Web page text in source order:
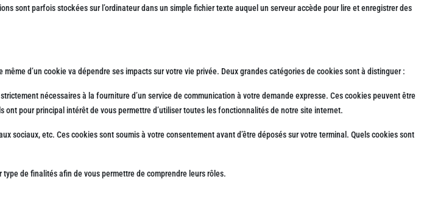
sont parfois stockées sur l’ordinateur dans un simple fichier texte auquel un serveur accède pour lire et enregistrer des
d’un cookie va dépendre ses impacts sur votre vie privée. Deux grandes catégories de cookies sont à distinguer :
nécessaires à la fourniture d’un service de communication à votre demande expresse. Ces cookies peuvent être
pour principal intérêt de vous permettre d’utiliser toutes les fonctionnalités de notre site internet.
etc. Ces cookies sont soumis à votre consentement avant d’être déposés sur votre terminal. Quels cookies sont
de finalités afin de vous permettre de comprendre leurs rôles.